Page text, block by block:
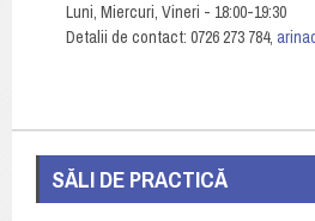
Luni, Miercuri, Vineri - 18:00-19:30
Detalii de contact: 0726 273 784,
SĂLI DE PRACTICĂ